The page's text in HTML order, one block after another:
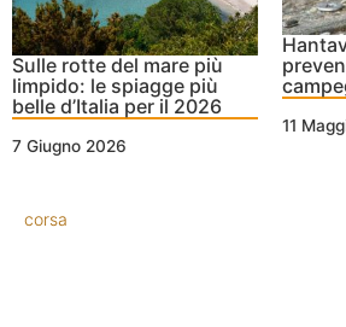
Sulle rotte del mare più
limpido: le spiagge più
belle d’Italia per il 2026
7 Giugno 2026
11
corsa